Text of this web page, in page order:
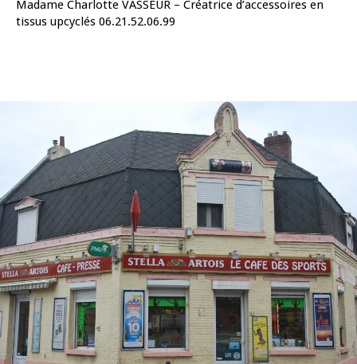
Madame Charlotte VASSEUR – Créatrice d’accessoires en
tissus upcyclés 06.21.52.06.99